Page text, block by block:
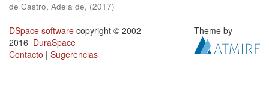
de Castro, Adela de, (2017)
DSpace software copyright © 2002-
2016 DuraSpace
Contacto | Sugerencias
Theme by